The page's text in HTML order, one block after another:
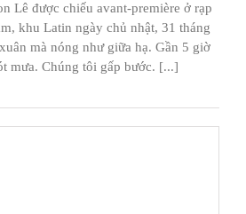
Lê được chiếu avant-première ở rạp
khu Latin ngày chủ nhật, 31 tháng
mà nóng như giữa hạ. Gần 5 giờ
mưa. Chúng tôi gấp bước. [...]